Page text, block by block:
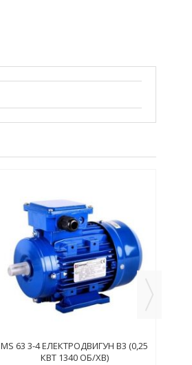
MS 63 3-4 ЕЛЕКТРОДВИГУН B3 (0,25
КВТ 1340 ОБ/ХВ)